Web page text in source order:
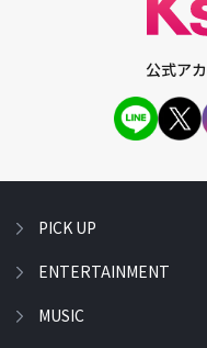
公式ア
PICK UP
ENTERTAINMENT
MUSIC